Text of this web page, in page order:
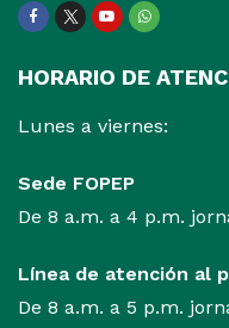
Facebook
TwitterYoutubeWhatsApp
HORARIO DE
Lunes a viernes:
Sede FOPEP
De 8 a.m. a 4 p.m.
Línea de atención al
De 8 a.m. a 5 p.m.